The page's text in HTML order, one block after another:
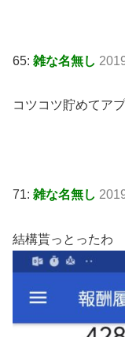
65: 雑な名無し
コツコツ貯めてア
71: 雑な名無し
結構貰っとったわ